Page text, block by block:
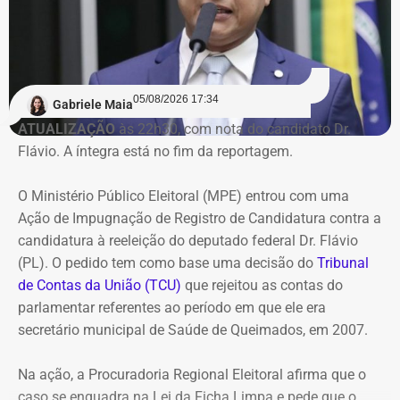
Na avaliação do Executivo estadual, a recuperação
judicial deixou de cumprir sua função de permitir a
recuperação da empresa.
Refit não teria honrado os
pagamentos
O governo também sustenta que os responsáveis pela
Refit descumpriram o parcelamento especial firmado
para quitar débitos tributários. Conforme a PGE, as
parcelas deixaram de ser pagas por mais de 90 dias,
situação que, segundo a legislação, autoriza o
Outro ponto destacado é que, mesmo após aderir ao
Gabriele Maia05/08/2026 17:34
ATUALIZAÇÃO às 22h30, com nota do candidato Dr.
Flávio. A íntegra está no fim da reportagem.
O Ministério Público Eleitoral (MPE) entrou com uma
Ação de Impugnação de Registro de Candidatura contra a
candidatura à reeleição do deputado federal Dr. Flávio
(PL). O pedido tem como base uma decisão do Tribunal
de Contas da União (TCU) que rejeitou as contas do
parlamentar referentes ao período em que ele era
secretário municipal de Saúde de Queimados, em 2007.
Na ação, a Procuradoria Regional Eleitoral afirma que o